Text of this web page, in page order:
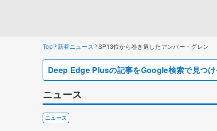
Top 新着ニュース SP13位から巻き返したアンバー・グレン
Deep Edge Plusの記事をGoogle検索で見つ
ニュース
ニュース